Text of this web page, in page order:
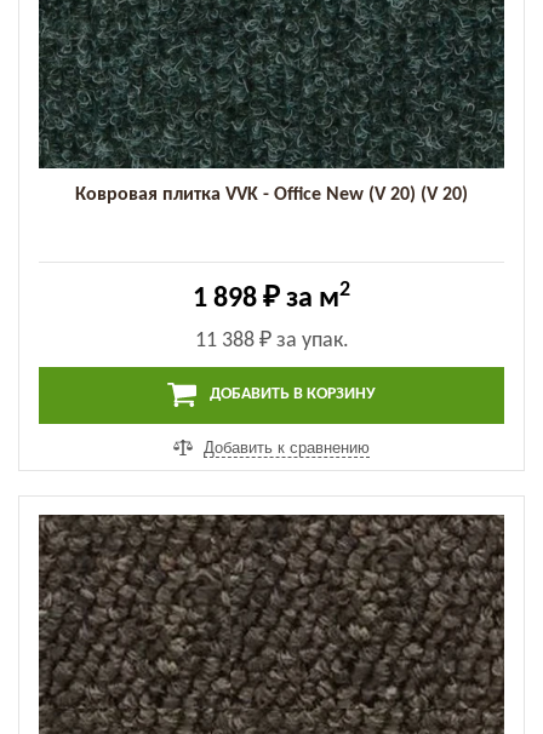
Ковровая плитка VVK - Office New (V 20) (V 20)
1 898 ₽ за м2
11 388 ₽за упак.
ДОБАВИТЬ В КОРЗИНУ
Добавить к сравнению